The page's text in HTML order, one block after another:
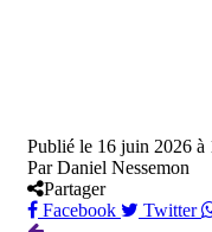
Publié le 16 juin 2026 à
Par Daniel Nessemon
Partager
Facebook
Twitter